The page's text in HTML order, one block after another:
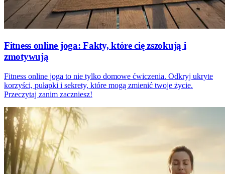
Fitness online joga: Fakty, które cię zszokują i
zmotywują
Fitness online joga to nie tylko domowe ćwiczenia. Odkryj ukryte
korzyści, pułapki i sekrety, które mogą zmienić twoje życie.
Przeczytaj zanim zaczniesz!